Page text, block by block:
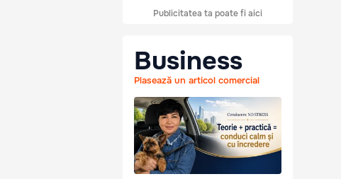
Publicitatea ta poate fi aici
Business
Plasează un articol comercial